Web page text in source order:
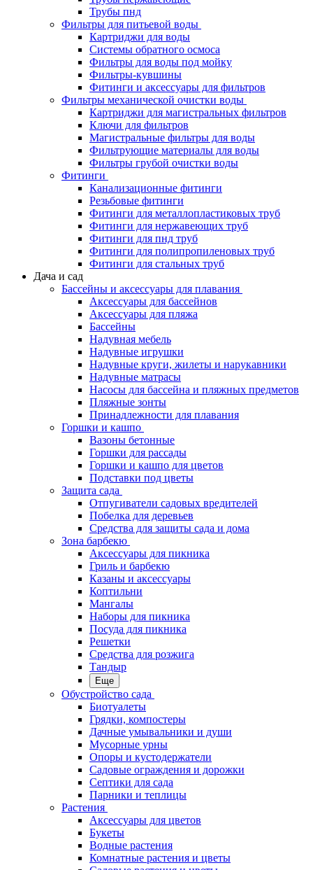
Трубы пнд
Фильтры для питьевой воды
Картриджи для воды
Системы обратного осмоса
Фильтры для воды под мойку
Фильтры-кувшины
Фитинги и аксессуары для фильтров
Фильтры механической очистки воды
Картриджи для магистральных фильтров
Ключи для фильтров
Магистральные фильтры для воды
Фильтрующие материалы для воды
Фильтры грубой очистки воды
Фитинги
Канализационные фитинги
Резьбовые фитинги
Фитинги для металлопластиковых труб
Фитинги для нержавеющих труб
Фитинги для пнд труб
Фитинги для полипропиленовых труб
Фитинги для стальных труб
Дача и сад
Бассейны и аксессуары для плавания
Аксессуары для бассейнов
Аксессуары для пляжа
Бассейны
Надувная мебель
Надувные игрушки
Надувные круги, жилеты и нарукавники
Надувные матрасы
Насосы для бассейна и пляжных предметов
Пляжные зонты
Принадлежности для плавания
Горшки и кашпо
Вазоны бетонные
Горшки для рассады
Горшки и кашпо для цветов
Подставки под цветы
Защита сада
Отпугиватели садовых вредителей
Побелка для деревьев
Средства для защиты сада и дома
Зона барбекю
Аксессуары для пикника
Гриль и барбекю
Казаны и аксессуары
Коптильни
Мангалы
Наборы для пикника
Посуда для пикника
Решетки
Средства для розжига
Тандыр
Еще
Обустройство сада
Биотуалеты
Грядки, компостеры
Дачные умывальники и души
Мусорные урны
Опоры и кустодержатели
Садовые ограждения и дорожки
Септики для сада
Парники и теплицы
Растения
Аксессуары для цветов
Букеты
Водные растения
Комнатные растения и цветы